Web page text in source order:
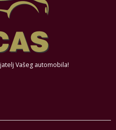
Vašeg automobila!